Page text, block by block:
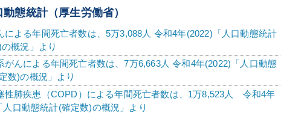
態統計（厚生労働省）
による年間死亡者数は、5万3,088人 令和4年(2022)「人口動態統計
概況」より
がんによる年間死亡者数は、7万6,663人 令和4年(2022)「人口動態
数)の概況」より
性肺疾患（COPD）による年間死亡者数は、1万8,523人 令和4年
人口動態統計(確定数)の概況」より